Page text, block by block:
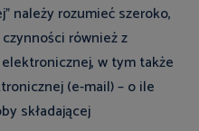
należy rozumieć szeroko,
również z
w tym także
(e-mail) – o ile
składającej